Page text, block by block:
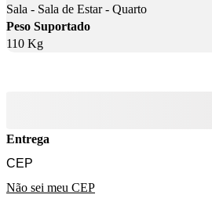
Sala - Sala de Estar - Quarto
Peso Suportado
110 Kg
Entrega
Não sei meu CEP